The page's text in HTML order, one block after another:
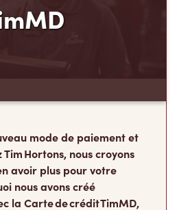
mode de paiement et
Hortons, nous croyons
avoir plus pour votre
nous avons créé
la Carte de crédit TimMD,